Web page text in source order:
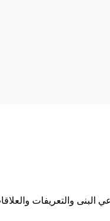
يحوّل فصلاً من 50 صفحة إلى